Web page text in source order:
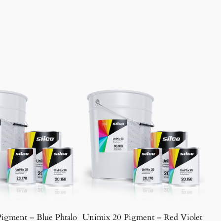
– Blue Phtalo Unimix 20 Pigment – Red Violet